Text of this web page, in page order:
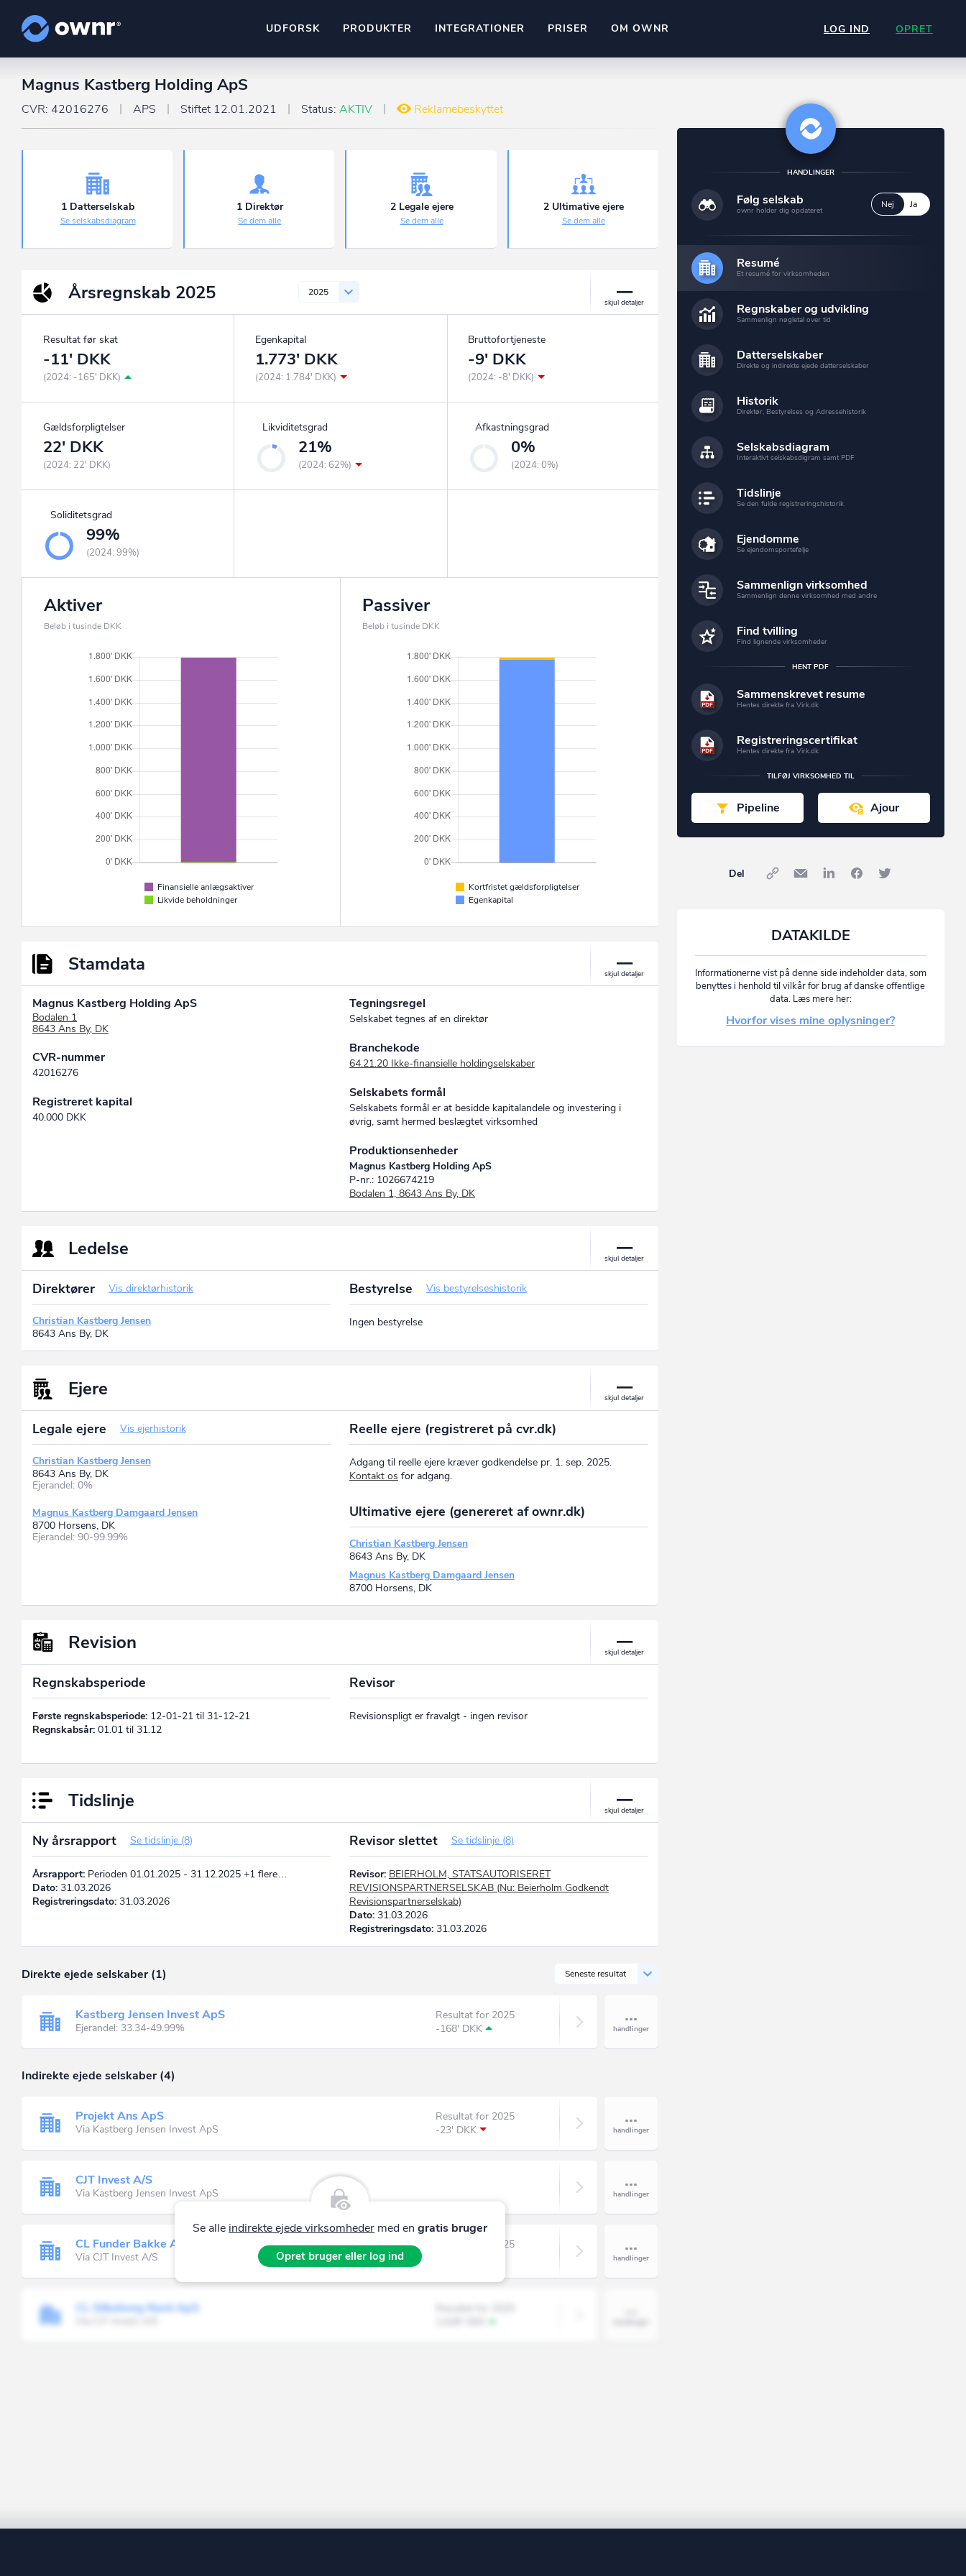
UDFORSK PRODUKTER
ownr Insights
Hold dig opdateret og compliant
ownr Pipeline
Identificer salgsklare kundeemner
INTEGRATIONER
Kun fantasien sætter grænsen
Ownr ajour goes supersonic
PRISER OM OWNR LOG IND OPRET
Magnus Kastberg Holding ApS
CVR: 42016276 APS Stiftet 12.01.2021 Status: AKTIV Reklamebeskyttet
1 Datterselskab
Se selskabsdiagram
1 Direktør
Se dem alle
2 Legale ejere
Se dem alle
2 Ultimative ejere
Se dem alle
Årsregnskab 2025 2025
Resultat før skat
-11' DKK
(2024: -165' DKK)
Egenkapital
1.773' DKK
(2024: 1.784' DKK)
Bruttofortjeneste
-9' DKK
(2024: -8' DKK)
Gældsforpligtelser
22' DKK
(2024: 22' DKK)
Likviditetsgrad
21%
(2024: 62%)
Afkastningsgrad
0%
(2024: 0%)
Soliditetsgrad
99%
(2024: 99%)
Aktiver
Beløb i tusinde DKK
Finansielle anlægsaktiver
Likvide beholdninger
Passiver
Beløb i tusinde DKK
Kortfristet gældsforpligtelser
Egenkapital
Stamdata
Magnus Kastberg Holding ApS
Bodalen 1
8643 Ans By, DK
CVR-nummer
42016276
Registreret kapital
40.000 DKK
Tegningsregel
Selskabet tegnes af en direktør
Branchekode
64.21.20 Ikke-finansielle holdingselskaber
Selskabets formål
Selskabets formål er at besidde kapitalandele og investering i
øvrig, samt hermed beslægtet virksomhed
Produktionsenheder
Magnus Kastberg Holding ApS
P-nr.: 1026674219
Bodalen 1, 8643 Ans By, DK
Ledelse
Direktører Vis direktørhistorik
Christian Kastberg Jensen
8643 Ans By, DK
Bestyrelse Vis bestyrelseshistorik
Ingen bestyrelse
Ejere
Legale ejere Vis ejerhistorik
Christian Kastberg Jensen
8643 Ans By, DK
Ejerandel: 0%
Magnus Kastberg Damgaard Jensen
8700 Horsens, DK
Ejerandel: 90-99.99%
Reelle ejere (registreret på cvr.dk)
Adgang til reelle ejere kræver godkendelse pr. 1. sep. 2025.
Kontakt os for adgang.
Ultimative ejere (genereret af ownr.dk)
Christian Kastberg Jensen
8643 Ans By, DK
Magnus Kastberg Damgaard Jensen
8700 Horsens, DK
Revision
Regnskabsperiode
Første regnskabsperiode: 12-01-21 til 31-12-21
Regnskabsår: 01.01 til 31.12
Revisor
Revisionspligt er fravalgt - ingen revisor
Tidslinje
Ny årsrapport Se tidslinje (8)
Årsrapport: Perioden 01.01.2025 - 31.12.2025 +1 flere…
Dato: 31.03.2026
Registreringsdato: 31.03.2026
Revisor slettet Se tidslinje (8)
Revisor: BEIERHOLM, STATSAUTORISERET
REVISIONSPARTNERSELSKAB (Nu: Beierholm Godkendt
Revisionspartnerselskab)
Dato:31.03.2026
Registreringsdato:31.03.2026
Seneste resultat
Direkte ejede selskaber (1)
Kastberg Jensen Invest ApS
Ejerandel: 33.34-49.99%
Resultat for 2025
-168' DKK
Indirekte ejede selskaber (4)
Projekt Ans ApS
Via Kastberg Jensen Invest ApS
Resultat for 2025
-23' DKK
CJT Invest A/S
Via Kastberg Jensen Invest ApS
CL Funder Bakke ApS
Via CJT Invest A/S
Resultat for 2025
CL Silkeborg Nord ApS
Se alle indirekte ejede virksomhedermed en gratis bruger
Opret bruger eller log ind
HANDLINGER
Følg selskab
ownr holder dig opdateret
Nej Ja
Resumé
Et resumé for virksomheden
Regnskaber og udvikling
Sammenlign nøgletal over tid
Datterselskaber
Direkte og indirekte ejede datterselskaber
Historik
Direktør, Bestyrelses og Adressehistorik
Selskabsdiagram
Interaktivt selskabsdigram samt PDF
Tidslinje
Se den fulde registreringshistorik
Ejendomme
Se ejendomsportefølje
Sammenlign virksomhed
Sammenlign denne virksomhed med andre
Find tvilling
Find lignende virksomheder
HENT PDF
Sammenskrevet resume
Hentes direkte fra Virk.dk
Registreringscertifikat
Hentes direkte fra Virk.dk
TILFØJ VIRKSOMHED TIL
Pipeline Ajour
Del
DATAKILDE
Informationerne vist på denne side indeholder data, som
benyttes i henhold til vilkår for brug af danske offentlige
data. Læs mere her:
Hvorfor vises mine oplysninger?